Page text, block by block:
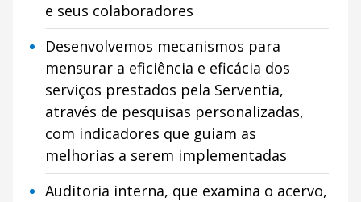
e seus colaboradores
Desenvolvemos mecanismos para
mensurar a eficiência e eficácia dos
serviços prestados pela Serventia,
através de pesquisas personalizadas,
com indicadores que guiam as
melhorias a serem implementadas
Auditoria interna, que examina o acervo,